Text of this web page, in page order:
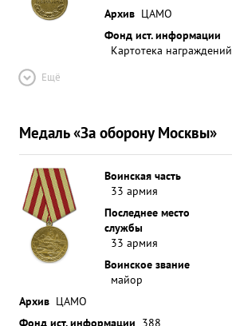
Архив ЦАМО
Фонд ист. информации
Картотека награждений
Ещё
Медаль «За оборону Москвы»
Воинская часть
33 армия
Последнее место
службы
33 армия
Воинское звание
майор
Архив ЦАМО
Фонд ист. информации 388